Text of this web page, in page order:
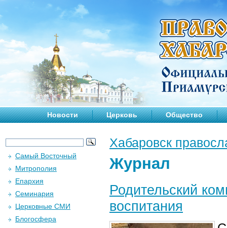
Новости Церковь Общество
Хабаровск
Журнал
Родительский
воспитания
Самый Восточный
Митрополия
Епархия
Семинария
Церковные СМИ
Блогосфера